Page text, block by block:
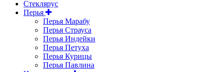
Стеклярус
Перья
Перья Марабу
Перья Страуса
Перья Индейки
Перья Петуха
Перья Курицы
Перья Павлина